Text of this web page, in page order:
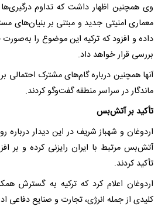
وی همچنین اظهار داشت که تداوم
معماری امنیتی جدید و مبتنی بر بنیان‌های
داده و افزود که ترکیه این موضوع را
بررسی قرار خواهد داد.
آنها همچنین درباره گام‌های مشترک احتمالی
ماندگار در سراسر منطقه گفت‌وگو کردند.
تأکید بر آتش‌بس
اردوغان و شهباز شریف در این دیدار درباره
آتش‌بس مرتبط با ایران رایزنی کرده و بر
تأکید کردند.
اردوغان اعلام کرد که ترکیه به گسترش
کلیدی از جمله انرژی، تجارت و صنایع دفاعی